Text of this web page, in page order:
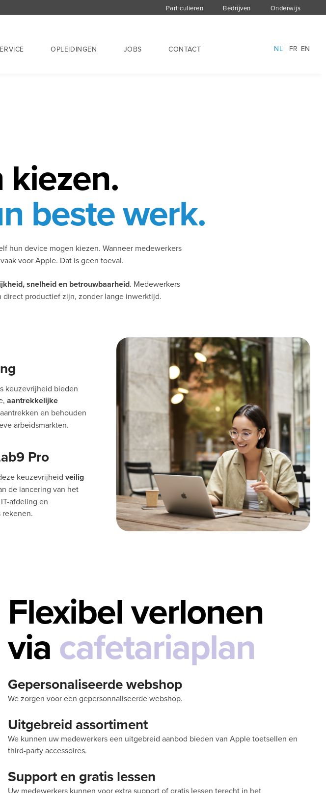
Particulieren Bedrijven Onderwijs
OPLEIDINGEN JOBS CONTACT NL FR EN
kiezen.
beste werk.
hun device mogen kiezen. Wanneer medewerkers
voor Apple. Dat is geen toeval.
snelheid en betrouwbaarheid. Medewerkers
productief zijn, zonder lange inwerktijd.
keuzevrijheid bieden
aantrekkelijke
en behouden
arbeidsmarkten.
Pro
keuzevrijheid veilig
de lancering van het
afdeling en
Flexibel verlonen
viacafetariaplan
Gepersonaliseerde webshop
We zorgen voor een gepersonnaliseerde webshop.
Uitgebreid assortiment
We kunnen uw medewerkers een uitgebreid aanbod bieden van Apple toetsellen en
third-party accessoires.
Support en gratis lessen
Uw medewerkers kunnen voor extra support of gratis lessen terecht in het